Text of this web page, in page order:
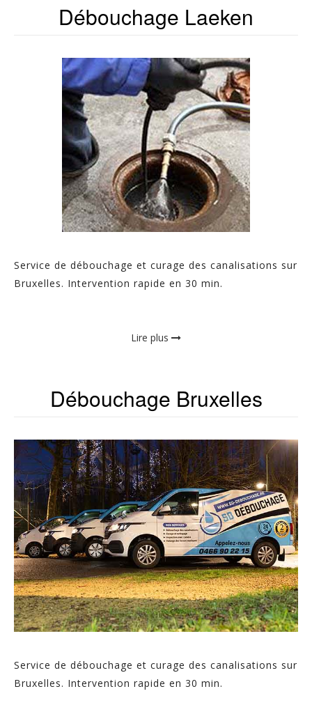
Débouchage Laeken
Service de débouchage et curage des canalisations sur
Bruxelles. Intervention rapide en 30 min.
Lire plus
Débouchage Bruxelles
Service de débouchage et curage des canalisations sur
Bruxelles. Intervention rapide en 30 min.